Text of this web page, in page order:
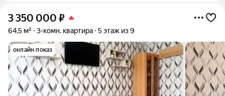
3 350 000 ₽
64,5 м² 3-комн. квартира 5 этаж из 9
онлайн показ